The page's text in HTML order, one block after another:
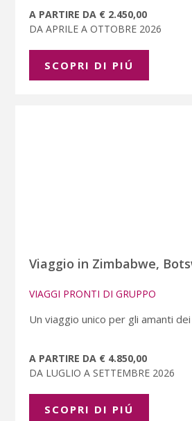
A PARTIRE DA € 2.450,00
DA APRILE A OTTOBRE 2026
SCOPRI DI PIÚ
Viaggio in Zimbabwe,
VIAGGI PRONTI DI GRUPPO
Un viaggio unico per gli amanti
A PARTIRE DA € 4.850,00
DA LUGLIO A SETTEMBRE 2026
SCOPRI DI PIÚ